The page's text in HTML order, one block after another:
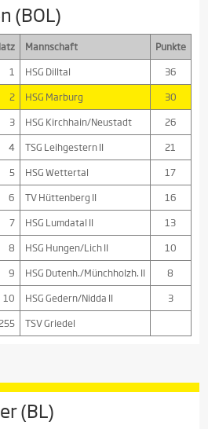
(BOL)
Mannschaft
Punkte
1
HSG Dilltal
36
2
HSG Marburg
30
3
HSG Kirchhain/Neustadt
26
4
TSG Leihgestern II
21
5
HSG Wettertal
17
6
TV Hüttenberg II
16
7
HSG Lumdatal II
13
8
HSG Hungen/Lich II
10
9
HSG Dutenh./Münchholzh. II
8
10
HSG Gedern/Nidda II
3
TSV Griedel
(BL)